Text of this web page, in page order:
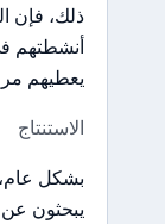
ذلك، فإن
أنشطتهم
يعطيهم
الاستنتاج
يبحثون عن